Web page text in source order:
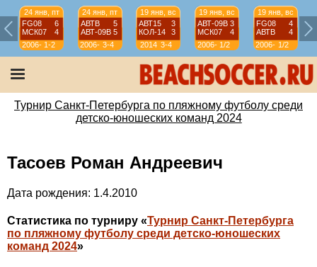
24 янв, пт
FG08
6
МСК07
4
2006-
07
1-2
24 янв, пт
АВТВ
5
АВТ-09B 5
2006-
07
3-4
19 янв, вс
АВТ15
3
КОЛ-14
3
2014 3-4
19 янв, вс
АВТ-09B 3
МСК07
4
2006-
07
1/2
19 янв, вс
FG08
4
АВТВ
4
2006-
07
1/2
Турнир Санкт-Петербурга по пляжному футболу среди
детско-юношеских команд 2024
Тасоев Роман Андреевич
Дата рождения: 1.4.2010
Статистика по турниру «Турнир Санкт-Петербурга
по пляжному футболу среди детско-юношеских
команд 2024»